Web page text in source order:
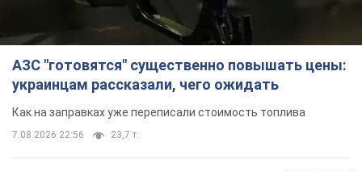
АЗС "готовятся" существенно повышать цены:
украинцам рассказали, чего ожидать
Как на заправках уже переписали стоимость топлива
7.08.2026 22:56 23,7 т.